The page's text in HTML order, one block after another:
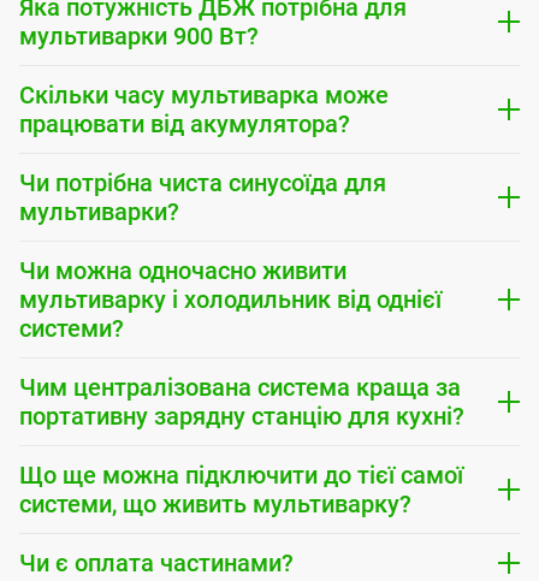
Яка потужність ДБЖ потрібна для
мультиварки 900 Вт?
Скільки часу мультиварка може
працювати від акумулятора?
Чи потрібна чиста синусоїда для
мультиварки?
Чи можна одночасно живити
мультиварку і холодильник від однієї
системи?
Чим централізована система краща за
портативну зарядну станцію для кухні?
Що ще можна підключити до тієї самої
системи, що живить мультиварку?
Чи є оплата частинами?